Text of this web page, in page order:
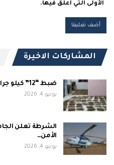
الأولى التي أعلق فيها.
المشاركات الاخيرة
ضبط “12” كيلو جرام من مخدر…
يونيو 4, 2026
الشرطة تعلن
الأمن…
يونيو 4, 2026